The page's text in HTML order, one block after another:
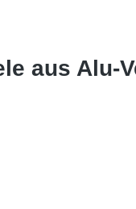
aus Alu-